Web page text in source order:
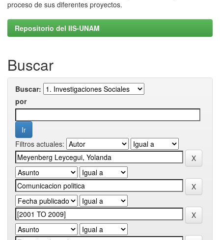
proceso de sus diferentes proyectos.
Repositorio del IIS-UNAM
Buscar
Buscar:
por
Filtros actuales: